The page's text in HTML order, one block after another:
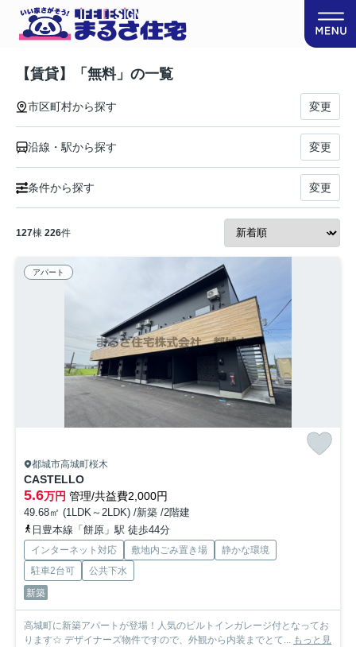
【賃貸】「無料」の一覧
市区町村から探す 変更
沿線・駅から探す 変更
条件から探す 変更
127棟 226件
アパート
都城市高城町桜木
CASTELLO
5.6万円 管理/共益費2,000円
49.68㎡ (1LDK～2LDK) /新築 /2階建
日豊本線「餅原」駅 徒歩44分
インターネット対応 敷地内ごみ置き場
静かな環境
駐車2台可
公共下水
新築
高城町に新築アパートが登場！人気のビルトインガレージ付となってお
ります☆ デザイナーズ物件ですので、外観から内装までとて... もっと見